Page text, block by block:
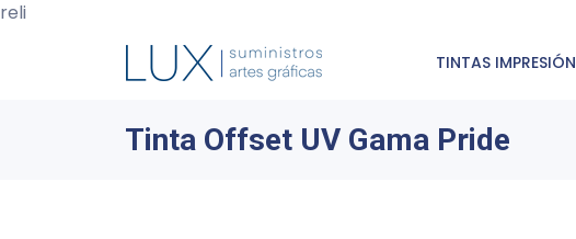
reli
TINTAS IMPRESIÓN
Tinta Offset UV Gama Pride